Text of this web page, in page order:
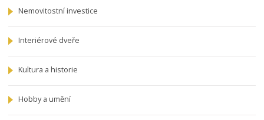
Nemovitostní investice
Interiérové dveře
Kultura a historie
Hobby a umění